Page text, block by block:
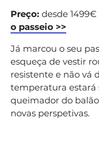
Preço: desde 1499€
o passeio >>
Já marcou o seu
esqueça de vestir
resistente e não vá
temperatura estará
queimador do
novas perspetivas.